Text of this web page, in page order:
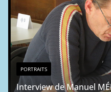
Manuel MÉNÉTRIER par